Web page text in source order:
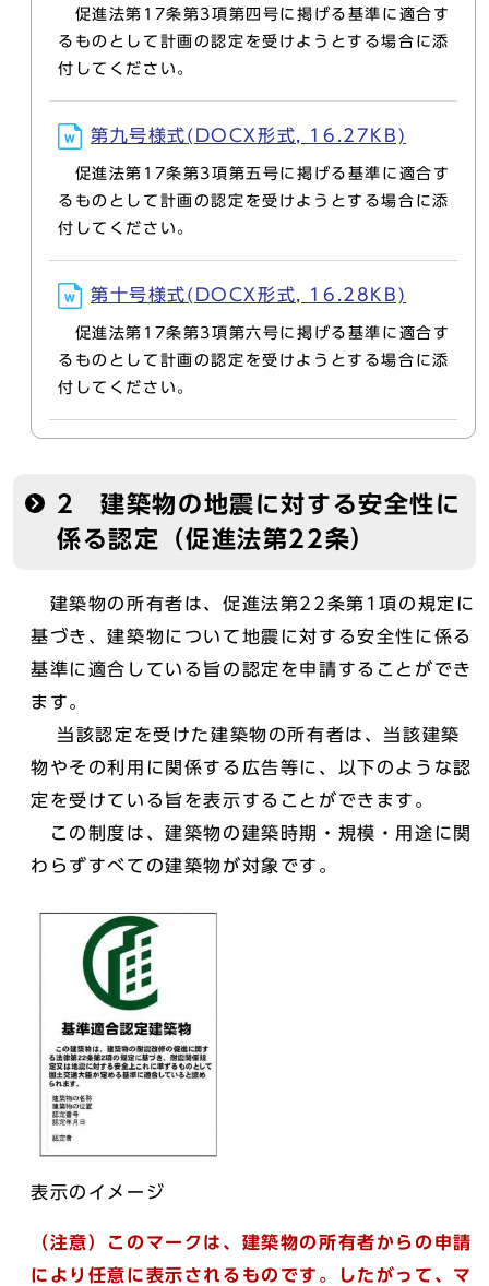
促進法第17条第3項第四号に掲げる基準に適合す
るものとして計画の認定を受けようとする場合に添
付してください。
第九号様式(DOCX形式, 16.27KB)
促進法第17条第3項第五号に掲げる基準に適合す
るものとして計画の認定を受けようとする場合に添
付してください。
第十号様式(DOCX形式, 16.28KB)
促進法第17条第3項第六号に掲げる基準に適合す
るものとして計画の認定を受けようとする場合に添
付してください。
2 建築物の地震に対する安全性に
係る認定（促進法第22条）
建築物の所有者は、促進法第22条第1項の規定に
基づき、建築物について地震に対する安全性に係る
基準に適合している旨の認定を申請することができ
ます。
当該認定を受けた建築物の所有者は、当該建築
物やその利用に関係する広告等に、以下のような認
定を受けている旨を表示することができます。
この制度は、建築物の建築時期・規模・用途に関
わらずすべての建築物が対象です。
表示のイメージ
（注意）このマークは、建築物の所有者からの申請
により任意に表示されるものです。したがって、マ